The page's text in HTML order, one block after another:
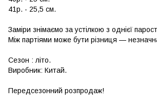
41р. - 25,5 см.
Заміри знімаємо за устілкою з однієї
Між партіями може бути різниця —
Сезон : літо.
Виробник: Китай.
Передсезонний розпродаж!